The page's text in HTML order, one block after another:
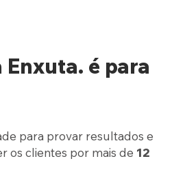
é para
para provar resultados e
os clientes por mais de 12